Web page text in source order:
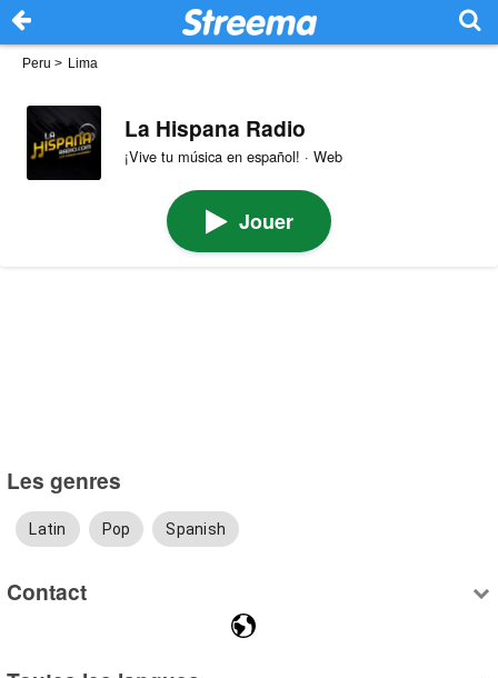
Peru > Lima
La Hispana Radio
¡Vive tu música en español! · Web
Jouer
Les genres
Latin Pop Spanish
Contact